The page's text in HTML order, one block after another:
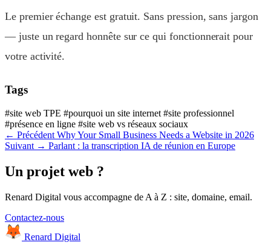
Le premier échange est gratuit. Sans pression, sans jargon
— juste un regard honnête sur ce qui fonctionnerait pour
votre activité.
Tags
#site web TPE #pourquoi un site internet #site professionnel
#présence en ligne #site web vs réseaux sociaux
← Précédent Why Your Small Business Needs a Website in 2026
Suivant → Parlant : la transcription IA de réunion en Europe
Un projet web ?
Renard Digital vous accompagne de A à Z : site, domaine, email.
Contactez-nous
Renard Digital